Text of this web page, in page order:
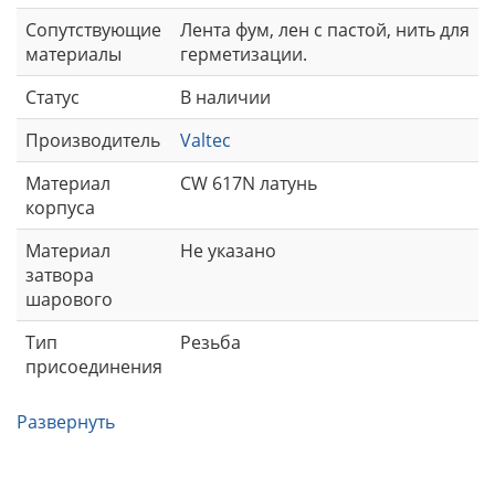
Сопутствующие
материалы
Лента фум, лен с пастой, нить для
герметизации.
Статус
В наличии
Производитель
Valtec
Материал
корпуса
CW 617N латунь
Материал
затвора
шарового
Не указано
Тип
присоединения
Резьба
Развернуть